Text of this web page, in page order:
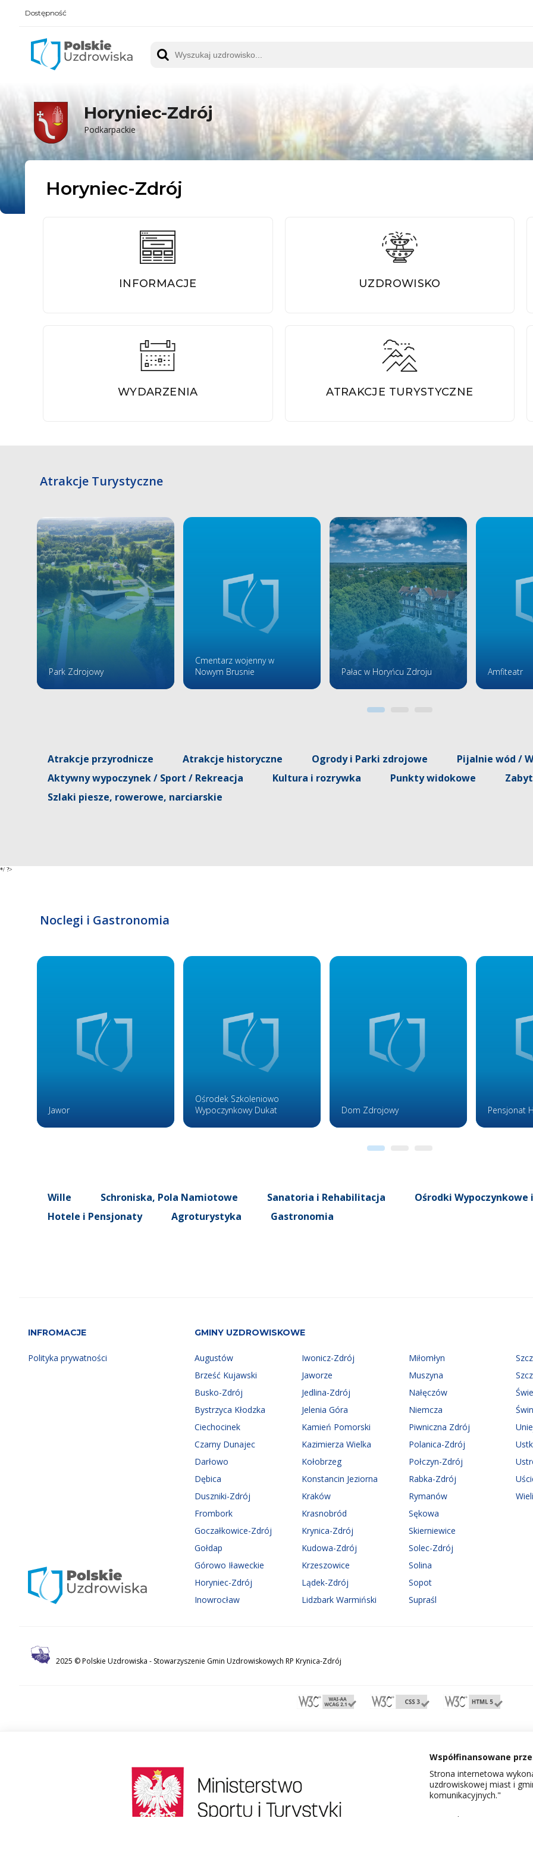
Dostępność
Horyniec-Zdrój
Podkarpackie
Horyniec-Zdrój
INFORMACJE UZDROWISKO
WYDARZENIA ATRAKCJE TURYSTYCZNE
Atrakcje Turystyczne
Park Zdrojowy
Cmentarz wojenny w
Nowym Brusnie
Pałac w Horyńcu Zdroju Amfiteatr
Atrakcje przyrodnicze Atrakcje historyczne Ogrody i Parki zdrojowe
Pijalnie wód /
Aktywny wypoczynek / Sport / Rekreacja
Kultura i rozrywka Punkty widokowe
Szlaki piesze, rowerowe, narciarskie
*/ ?>
Noclegi i Gastronomia
Jawor
Ośrodek Szkoleniowo
Wypoczynkowy Dukat
Dom Zdrojowy Pensjonat
Wille Schroniska, Pola Namiotowe Sanatoria i Rehabilitacja Ośrodki Wypoczynkowe
Hotele i Pensjonaty
Agroturystyka Gastronomia
INFROMACJE
Polityka prywatności
GMINY UZDROWISKOWE
Augustów
Brześć Kujawski
Busko-Zdrój
Bystrzyca Kłodzka
Ciechocinek
Czarny Dunajec
Darłowo
Dębica
Duszniki-Zdrój
Frombork
Goczałkowice-Zdrój
Gołdap
Górowo Iławeckie
Horyniec-Zdrój
Inowrocław
Iwonicz-Zdrój
Jaworze
Jedlina-Zdrój
Jelenia Góra
Kamień Pomorski
Kazimierza Wielka
Kołobrzeg
Konstancin Jeziorna
Kraków
Krasnobród
Krynica-Zdrój
Kudowa-Zdrój
Krzeszowice
Lądek-Zdrój
Lidzbark Warmiński
Miłomłyn
Muszyna
Nałęczów
Niemcza
Piwniczna Zdrój
Polanica-Zdrój
Połczyn-Zdrój
Rabka-Zdrój
Rymanów
Sękowa
Skierniewice
Solec-Zdrój
Solina
Sopot
Supraśl
2025 © Polskie Uzdrowiska - Stowarzyszenie Gmin Uzdrowiskowych RP Krynica-Zdrój
Współfinansowane
Strona internetowa
uzdrowiskowej miast i
komunikacyjnych."
Dowiedz się więcej o